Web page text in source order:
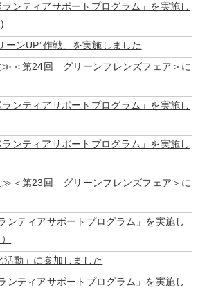
ランティアサポートプログラム」を実施し
ーンUP”作戦」を実施しました
＜第24回 グリーンフレンズフェア＞に
ランティアサポートプログラム」を実施し
ランティアサポートプログラム」を実施し
＜第23回 グリーンフレンズフェア＞に
ンティアサポートプログラム」を実施し
活動」に参加しました
ンティアサポートプログラム」を実施し